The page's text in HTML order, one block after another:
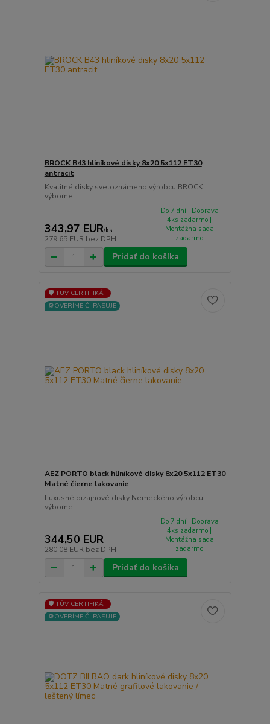
BROCK B43 hliníkové disky 8x20 5x112 ET30
antracit
Kvalitné disky svetoznámeho výrobcu BROCK
výborne...
343,97 EUR/ks
279,65 EUR bez DPH
Do 7 dní | Doprava
4ks zadarmo |
Montážna sada
zadarmo
Pridať do košíka
🛡️ TÜV CERTIFIKÁT
⚙️OVERÍME ČI PASUJE
AEZ PORTO black hliníkové disky 8x20 5x112 ET30
Matné čierne lakovanie
Luxusné dizajnové disky Nemeckého výrobcu
výborne...
344,50 EUR
280,08 EUR bez DPH
Do 7 dní | Doprava
4ks zadarmo |
Montážna sada
zadarmo
Pridať do košíka
🛡️ TÜV CERTIFIKÁT
⚙️OVERÍME ČI PASUJE